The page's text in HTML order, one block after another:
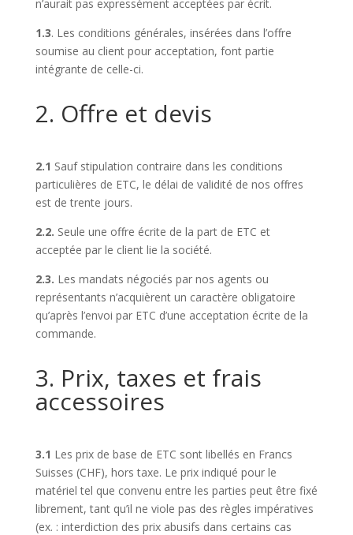
n’aurait pas expressément acceptées par écrit.
1.3. Les conditions générales, insérées dans l’offre
soumise au client pour acceptation, font partie
intégrante de celle-ci.
2. Offre et devis
2.1 Sauf stipulation contraire dans les conditions
particulières de ETC, le délai de validité de nos offres
est de trente jours.
2.2. Seule une offre écrite de la part de ETC et
acceptée par le client lie la société.
2.3. Les mandats négociés par nos agents ou
représentants n’acquièrent un caractère obligatoire
qu’après l’envoi par ETC d’une acceptation écrite de la
commande.
3. Prix, taxes et frais
accessoires
3.1 Les prix de base de ETC sont libellés en Francs
Suisses (CHF), hors taxe. Le prix indiqué pour le
matériel tel que convenu entre les parties peut être fixé
librement, tant qu’il ne viole pas des règles impératives
(ex. : interdiction des prix abusifs dans certains cas